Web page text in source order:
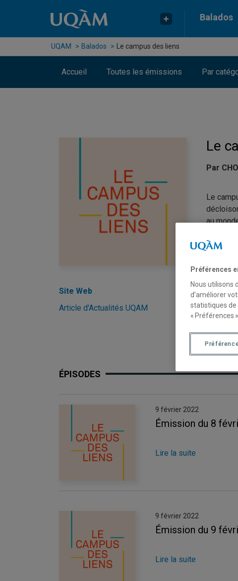
Balados
UQAM Balados Le campus des liens
Accueil Toutes les émissions Par
Site Web
Article d'Actualités UQAM
Le
Par
Le
au
Arts
ÉPISODES
9 février 2022
Émission du 8
Lire la suite
9 février 2022
Émission du 9
Lire la suite
Préférences
Nous utilisons
d’améliorer
statistiques de
« Préférences ».